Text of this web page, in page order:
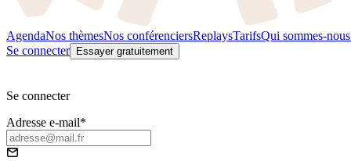
AgendaNos thèmesNos conférenciersReplaysTarifsQui sommes-
Se connecter
Essayer gratuitement
Se connecter
Adresse e-mail*